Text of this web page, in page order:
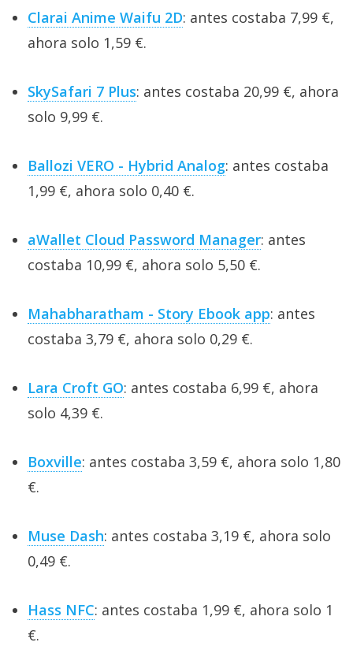
Clarai Anime Waifu 2D: antes costaba 7,99 €,
ahora solo 1,59 €.
SkySafari 7 Plus: antes costaba 20,99 €, ahora
solo 9,99 €.
Ballozi VERO - Hybrid Analog: antes costaba
1,99 €, ahora solo 0,40 €.
aWallet Cloud Password Manager: antes
costaba 10,99 €, ahora solo 5,50 €.
Mahabharatham - Story Ebook app: antes
costaba 3,79 €, ahora solo 0,29 €.
Lara Croft GO: antes costaba 6,99 €, ahora
solo 4,39 €.
Boxville: antes costaba 3,59 €, ahora solo 1,80
€.
Muse Dash: antes costaba 3,19 €, ahora solo
0,49 €.
Hass NFC: antes costaba 1,99 €, ahora solo 1
€.